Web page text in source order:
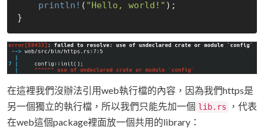
println! ( "Hello, world!" );
在這裡我們沒辦法引用web執行檔的內容，因為我們https是
另一個獨立的執行檔，所以我們只能先加一個 lib.rs
，代表
在web這個package裡面放一個共用的library：